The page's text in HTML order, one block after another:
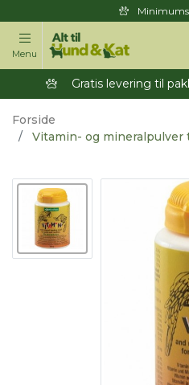
Menu
Gratis levering til
Forside
Vitamin- og mineralpulver